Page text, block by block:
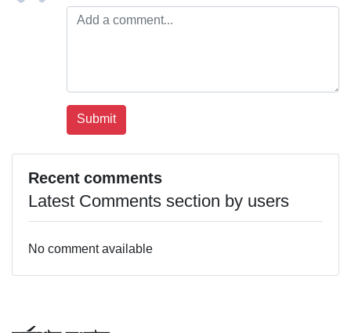
Recent comments
Latest Comments section by users
No comment available